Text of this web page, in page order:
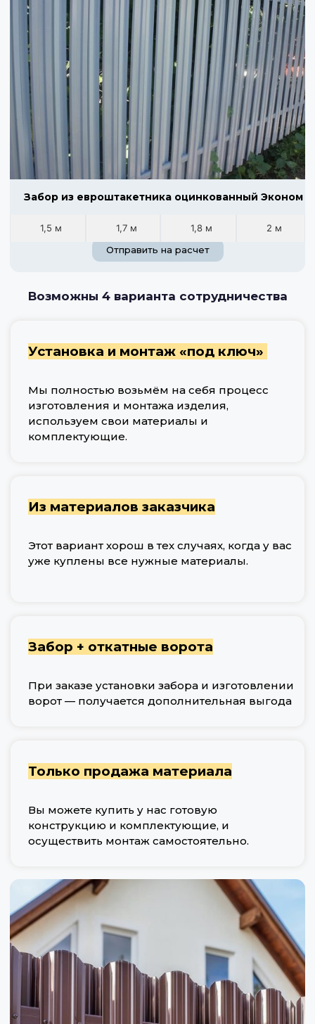
Забор из евроштакетника оцинкованный Эконом
1,5 м 1,7 м 1,8 м
2 м
Отправить на расчет
Возможны 4 варианта сотрудничества
Установка и монтаж «под ключ»
Мы полностью возьмём на себя процесс
изготовления и монтажа изделия,
используем свои материалы и
комплектующие.
Из материалов заказчика
Этот вариант хорош в тех случаях, когда у вас
уже куплены все нужные материалы.
Забор + откатные ворота
При заказе установки забора и изготовлении
ворот — получается дополнительная выгода
Только продажа материала
Вы можете купить у нас готовую
конструкцию и комплектующие, и
осуществить монтаж самостоятельно.